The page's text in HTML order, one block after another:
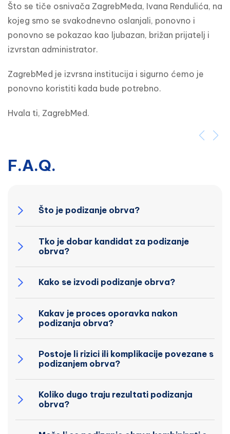
Što se tiče osnivača ZagrebMeda, Ivana Rendulića, na
kojeg smo se svakodnevno oslanjali, ponovno i
ponovno se pokazao kao ljubazan, brižan prijatelj i
izvrstan administrator.
ZagrebMed je izvrsna institucija i sigurno ćemo je
ponovno koristiti kada bude potrebno.
Hvala ti, ZagrebMed.
F.A.Q.
Što je podizanje obrva?
Tko je dobar kandidat za podizanje
obrva?
Kako se izvodi podizanje obrva?
Kakav je proces oporavka nakon
podizanja obrva?
Postoje li rizici ili komplikacije povezane s
podizanjem obrva?
Koliko dugo traju rezultati podizanja
obrva?